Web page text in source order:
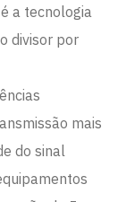
a tecnologia
divisor por
mais
do sinal